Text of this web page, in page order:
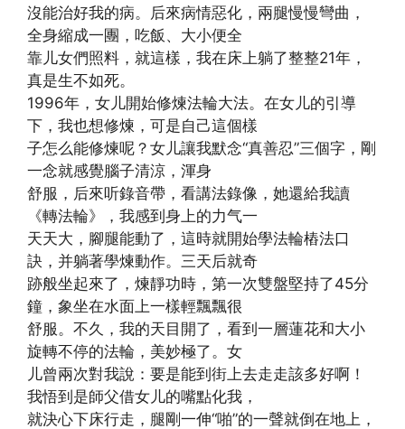
沒能治好我的病。后來病情惡化，兩腿慢慢彎曲，
全身縮成一團，吃飯、大小便全
靠儿女們照料，就這樣，我在床上躺了整整21年，
真是生不如死。
1996年，女儿開始修煉法輪大法。在女儿的引導
下，我也想修煉，可是自己這個樣
子怎么能修煉呢？女儿讓我默念“真善忍”三個字，剛
一念就感覺腦子清涼，渾身
舒服，后來听錄音帶，看講法錄像，她還給我讀
《轉法輪》，我感到身上的力气一
天天大，腳腿能動了，這時就開始學法輪樁法口
訣，并躺著學煉動作。三天后就奇
跡般坐起來了，煉靜功時，第一次雙盤堅持了45分
鐘，象坐在水面上一樣輕飄飄很
舒服。不久，我的天目開了，看到一層蓮花和大小
旋轉不停的法輪，美妙極了。女
儿曾兩次對我說：要是能到街上去走走該多好啊！
我悟到是師父借女儿的嘴點化我，
就決心下床行走，腿剛一伸“啪”的一聲就倒在地上，